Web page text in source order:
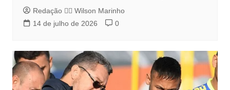
Redação 👨‍⚖️​ Wilson Marinho
14 de julho de 2026
0